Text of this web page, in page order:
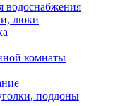
водоснабжения
люки
комнаты
поддоны